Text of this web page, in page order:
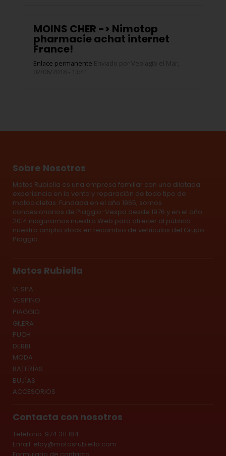
MOINS CHER -> Nimotop
pharmacie achat internet
France!
Enlace permanente Enviado por Veolagib el Mar,
02/06/2018 - 13:41
Sobre Nosotros
Motos Rubiella es una empresa familiar con una dilatada
experiencia en la venta y reparación de todo tipo de
motocicletas. Fundada en el año 1965, somos
concesionarios de Piaggio-Vespa desde 1976 y en el año
2014 inaguramos nuestra Web para ofrecer al público
nuestro amplio stock en recambio de vehículos del Grupo
Piaggio.
Motos Rubiella
VESPA
VESPINO
PIAGGIO
GILERA
PUCH
DERBI
MODA
BATERÍAS
BUJÍAS
ACCESORIOS
Contacta con nosotros
Teléfono: 974 311 184
Email: eloy@motosrubiella.com